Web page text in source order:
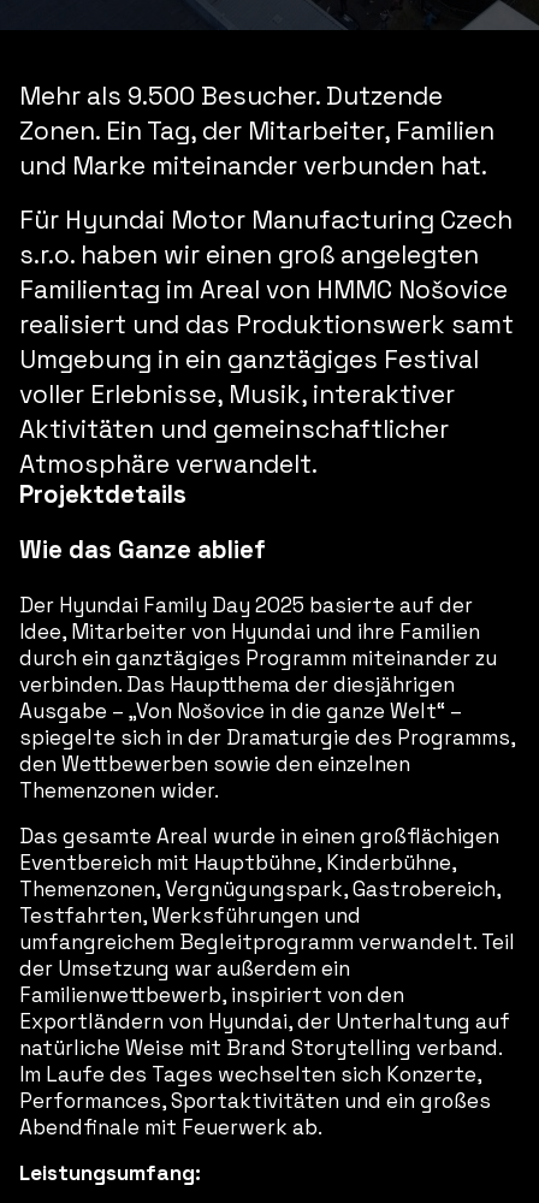
Mehr als 9.500 Besucher. Dutzende
Zonen. Ein Tag, der Mitarbeiter, Familien
und Marke miteinander verbunden hat.
Für Hyundai Motor Manufacturing Czech
s.r.o. haben wir einen groß angelegten
Familientag im Areal von HMMC Nošovice
realisiert und das Produktionswerk samt
Umgebung in ein ganztägiges Festival
voller Erlebnisse, Musik, interaktiver
Aktivitäten und gemeinschaftlicher
Atmosphäre verwandelt.
Projektdetails
Wie das Ganze ablief
Der Hyundai Family Day 2025 basierte auf der
Idee, Mitarbeiter von Hyundai und ihre Familien
durch ein ganztägiges Programm miteinander zu
verbinden. Das Hauptthema der diesjährigen
Ausgabe – „Von Nošovice in die ganze Welt“ –
spiegelte sich in der Dramaturgie des Programms,
den Wettbewerben sowie den einzelnen
Themenzonen wider.
Das gesamte Areal wurde in einen großflächigen
Eventbereich mit Hauptbühne, Kinderbühne,
Themenzonen, Vergnügungspark, Gastrobereich,
Testfahrten, Werksführungen und
umfangreichem Begleitprogramm verwandelt. Teil
der Umsetzung war außerdem ein
Familienwettbewerb, inspiriert von den
Exportländern von Hyundai, der Unterhaltung auf
natürliche Weise mit Brand Storytelling verband.
Im Laufe des Tages wechselten sich Konzerte,
Performances, Sportaktivitäten und ein großes
Abendfinale mit Feuerwerk ab.
Leistungsumfang: